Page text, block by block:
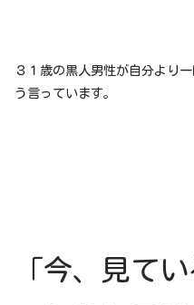
３１歳の黒人男性が自分より
う言っています。
「今、見て